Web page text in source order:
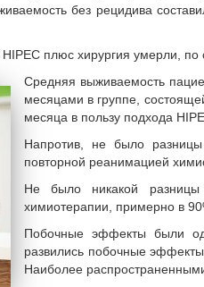
без рецидива
плюс хирургия умерли,
Средняя выживаемость
месяцами в группе,
месяца в пользу подхода
Напротив, не было
повторной реанимацией
Не было никакой разницы
химиотерапии, примерно в
Побочные эффекты были
развились побочные эффекты
Наиболее